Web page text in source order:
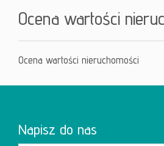
Ocena wartości
Ocena wartości nieruchomości
Napisz do nas